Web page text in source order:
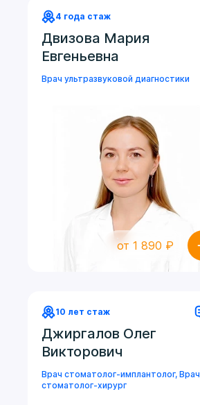
4 года стаж
Двизова Мария
Евгеньевна
Врач ультразвуковой диагностики
от 1 890 ₽
10 лет стаж
Джиргалов Олег
Викторович
Врач стоматолог-имплантолог, Врач
стоматолог-хирург